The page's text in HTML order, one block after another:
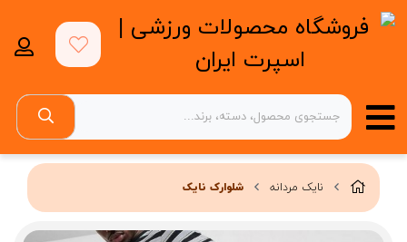
نایک مردانه شلوارک نایک